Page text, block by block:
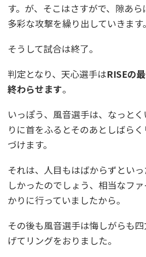
す。が、そこはさすがで、隙あ
多彩な攻撃を繰り出していきます。
そうして試合は終了。
判定となり、天心選手はRISEの
終わらせます。
いっぽう、風音選手は、なっと
りに首をふるとそのあとしばら
づけます。
それは、人目もはばからずとい
しかったのでしょう、相当なフ
かりに行っていましたから。
その後も風音選手は悔しがらも
げてリングをおりました。